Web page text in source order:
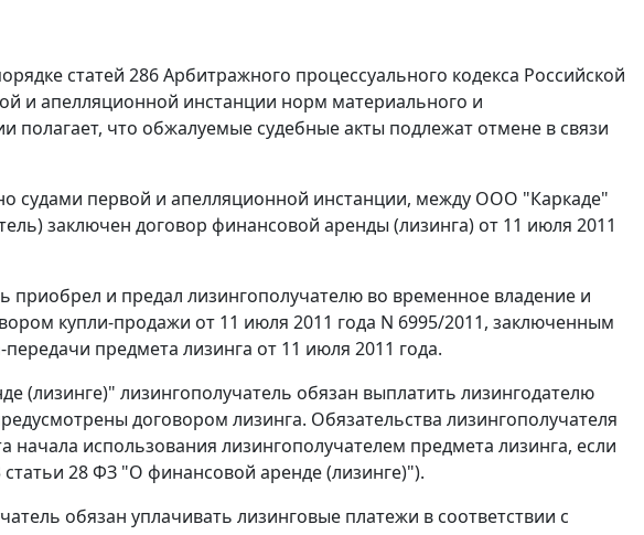
статей 286 Арбитражного процессуального кодекса Российской
и апелляционной инстанции норм материального и
полагает, что обжалуемые судебные акты подлежат отмене в связи
судами первой и апелляционной инстанции, между ООО "Каркаде"
заключен договор финансовой аренды (лизинга) от 11 июля 2011
приобрел и предал лизингополучателю во временное владение и
купли-продажи от 11 июля 2011 года N 6995/2011, заключенным
предмета лизинга от 11 июля 2011 года.
(лизинге)" лизингополучатель обязан выплатить лизингодателю
договором лизинга. Обязательства лизингополучателя
начала использования лизингополучателем предмета лизинга, если
28 ФЗ "О финансовой аренде (лизинге)").
обязан уплачивать лизинговые платежи в соответствии с